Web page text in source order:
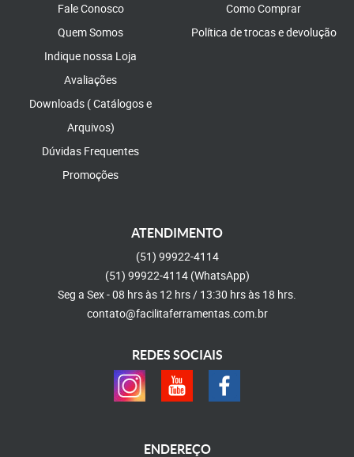
Fale Conosco
Quem Somos
Indique nossa Loja
Avaliações
Downloads ( Catálogos e
Arquivos)
Dúvidas Frequentes
Promoções
Como Comprar
Política de trocas e devolução
ATENDIMENTO
(51) 99922-4114
(51) 99922-4114 (WhatsApp)
Seg a Sex - 08 hrs às 12 hrs / 13:30 hrs às 18 hrs.
contato@facilitaferramentas.com.br
REDES SOCIAIS
ENDEREÇO